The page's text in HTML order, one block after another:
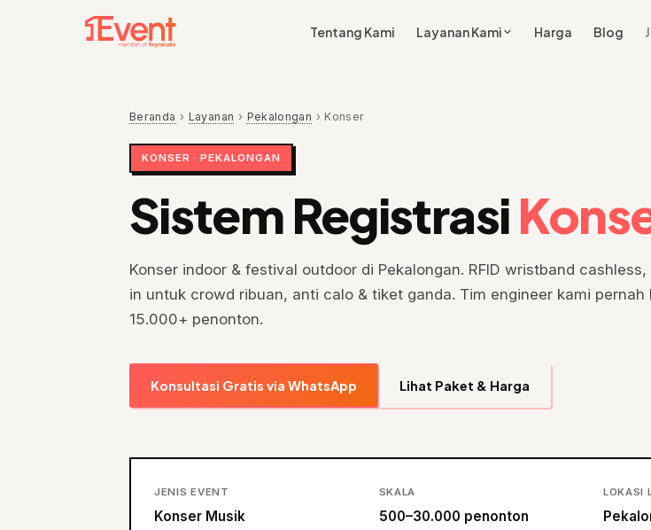
Tentang Kami Layanan Kami Harga Blog
Beranda › Layanan › Pekalongan › Konser
KONSER · PEKALONGAN
Sistem Registrasi
Konser indoor & festival outdoor di Pekalongan. RFID wristband
in untuk crowd ribuan, anti calo & tiket ganda. Tim engineer kami pernah
15.000+ penonton.
Konsultasi Gratis via WhatsApp Lihat Paket & Harga
JENIS EVENT
Konser Musik
SKALA
500–30.000 penonton
LOKASI